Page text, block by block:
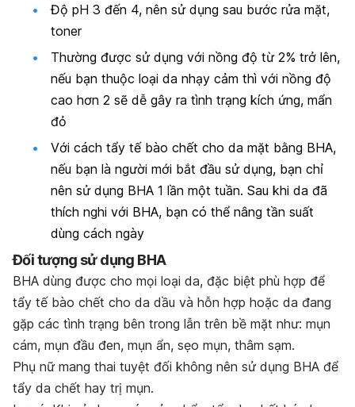
Độ pH 3 đến 4, nên sử dụng sau bước rửa mặt,
toner
Thường được sử dụng với nồng độ từ 2% trở lên,
nếu bạn thuộc loại da nhạy cảm thì với nồng độ
cao hơn 2 sẽ dễ gây ra tình trạng kích ứng, mẩn
đỏ
Với cách tẩy tế bào chết cho da mặt bằng BHA,
nếu bạn là người mới bắt đầu sử dụng, bạn chỉ
nên sử dụng BHA 1 lần một tuần. Sau khi da đã
thích nghi với BHA, bạn có thể nâng tần suất
dùng cách ngày
Đối tượng sử dụng BHA
BHA dùng được cho mọi loại da, đặc biệt phù hợp để
tẩy tế bào chết cho da dầu và hỗn hợp hoặc da đang
gặp các tình trạng bên trong lẫn trên bề mặt như: mụn
cám, mụn đầu đen, mụn ẩn, sẹo mụn, thâm sạm.
Phụ nữ mang thai tuyệt đối không nên sử dụng BHA để
tẩy da chết hay trị mụn.